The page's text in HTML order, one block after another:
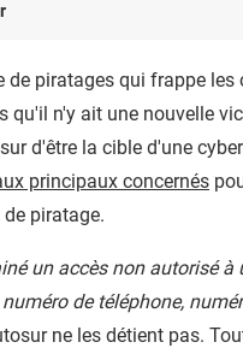
de piratages qui frappe
qu'il n'y ait une nouvelle
d'être la cible d'une
principaux concernés
piratage.
un accès non autorisé à
de téléphone,
ne les détient pas.